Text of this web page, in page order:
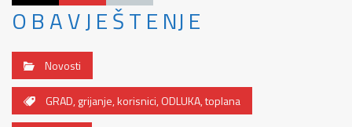
O B A V J E Š T E NJ E
Novosti
GRAD,grijanje,korisnici,ODLUKA,toplana